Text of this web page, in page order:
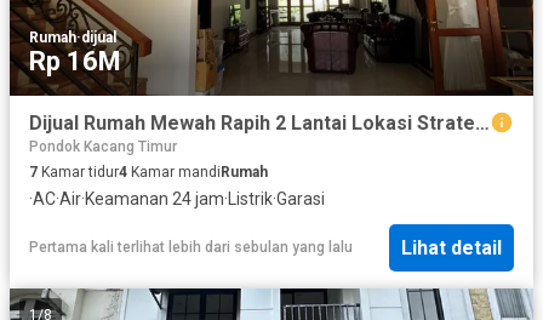
Rumah·dijual
Rp 16M
Dijual Rumah Mewah Rapih 2 Lantai Lokasi Strategis Dekat Pasar Modern Bintaro di Sektor 9 Bintaro Tangsel Gb-13627
Pondok Kacang Timur
7 Kamar tidur4 Kamar mandiRumah
·AC·Air·Keamanan 24 jam·Listrik·Garasi
Pertama kali terlihat lebih dari sebulan yang lalu Lihat detail
1/8